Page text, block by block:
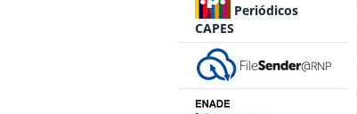
Periódicos
CAPES